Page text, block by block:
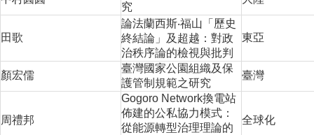
究
田歌
論法蘭西斯‧福山「歷史
終結論」及超越：對政
治秩序論的檢視與批判
東亞
顏宏儒
臺灣國家公園組織及保
護管制規範之研究
臺灣
周禮邦
Gogoro Network換電站
佈建的公私協力模式：
從能源轉型治理理論的
全球化